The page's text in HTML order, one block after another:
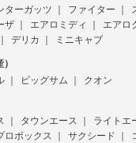
ターガッツ ファイター
ザ エアロミディ エアロ
デリカ ミニキャブ
ビッグサム クオン
タウンエース ライトエ
ロボックス サクシード